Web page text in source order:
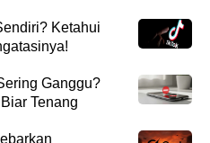
Ketahui
Ganggu?
Tenang